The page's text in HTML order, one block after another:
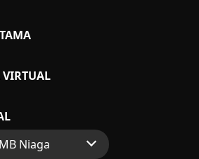
Niaga